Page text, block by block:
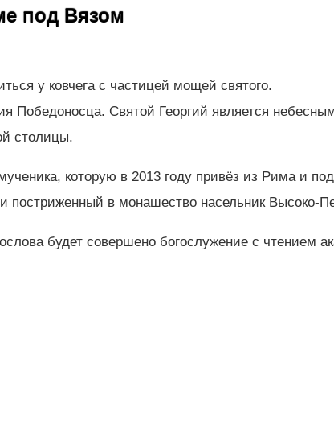
под Вязом
у ковчега с частицей мощей святого.
Победоносца. Святой Георгий является
столицы.
которую в 2013 году привёз из Рима и
в монашество насельник Высоко-
будет совершено богослужение с чтением